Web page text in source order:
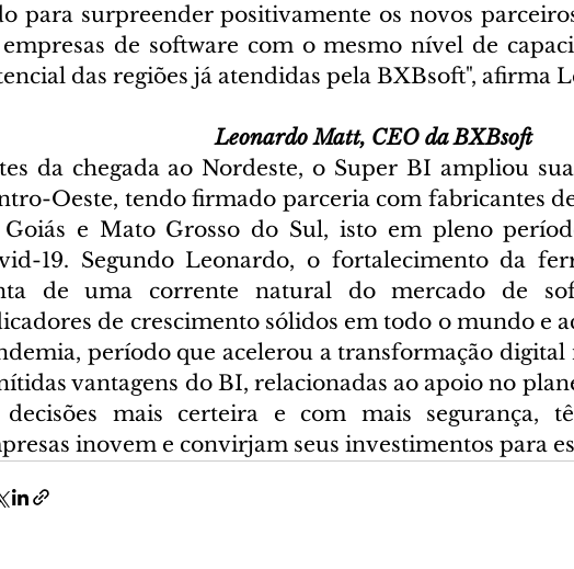
para surpreender positivamente os novos
de software com o mesmo nível de
das regiões já atendidas pela BXBsoft", afirma
Leonardo Matt, CEO da BXBsoft
da chegada ao Nordeste, o Super BI ampliou
Oeste, tendo firmado parceria com fabricantes
Goiás e Mato Grosso do Sul, isto em pleno
19. Segundo Leonardo, o fortalecimento da
de uma corrente natural do mercado de
de crescimento sólidos em todo o mundo e
período que acelerou a transformação digital
vantagens do BI, relacionadas ao apoio no
decisões mais certeira e com mais segurança,
inovem e convirjam seus investimentos para